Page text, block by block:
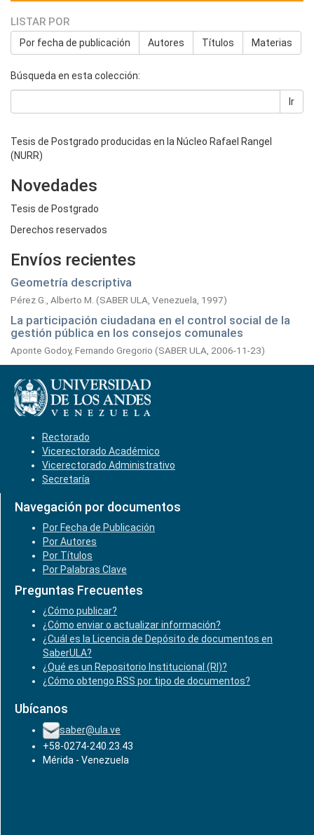
LISTAR POR
Por fecha de publicación Autores Títulos Materias
Búsqueda en esta colección:
Ir
Tesis de Postgrado producidas en la Núcleo Rafael Rangel
(NURR)
Novedades
Tesis de Postgrado
Derechos reservados
Envíos recientes
Geometría descriptiva
Pérez G., Alberto M. (SABER ULA, Venezuela, 1997)
La participación ciudadana en el control social de la
gestión pública en los consejos comunales
Aponte Godoy, Fernando Gregorio (SABER ULA, 2006-11-23)
Rectorado
Vicerectorado Académico
Vicerectorado Administrativo
Secretaría
Navegación por documentos
Por Fecha de Publicación
Por Autores
Por Títulos
Por Palabras Clave
Preguntas Frecuentes
¿Cómo publicar?
¿Cómo enviar o actualizar información?
¿Cuál es la Licencia de Depósito de documentos en
SaberULA?
¿Qué es un Repositorio Institucional (RI)?
¿Cómo obtengo RSS por tipo de documentos?
Ubícanos
saber@ula.ve
+58-0274-240.23.43
Mérida - Venezuela